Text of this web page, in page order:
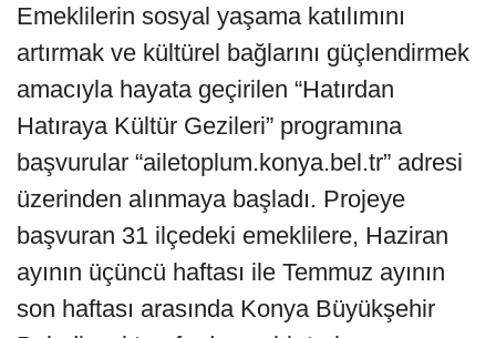
Emeklilerin sosyal yaşama katılımını
artırmak ve kültürel bağlarını güçlendirmek
amacıyla hayata geçirilen “Hatırdan
Hatıraya Kültür Gezileri” programına
başvurular “ailetoplum.konya.bel.tr” adresi
üzerinden alınmaya başladı. Projeye
başvuran 31 ilçedeki emeklilere, Haziran
ayının üçüncü haftası ile Temmuz ayının
son haftası arasında Konya Büyükşehir